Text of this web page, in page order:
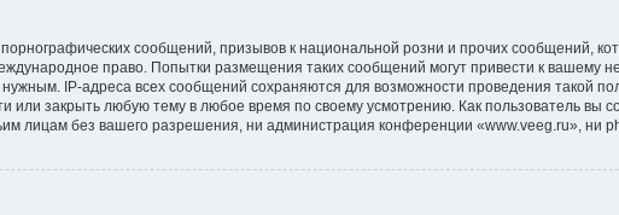
сообщений, призывов к национальной розни и прочих сообщений,
право. Попытки размещения таких сообщений могут привести к вашему
IP-адреса всех сообщений сохраняются для возможности проведения такой
закрыть любую тему в любое время по своему усмотрению. Как пользователь вы
лицам без вашего разрешения, ни администрация конференции «www.veeg.ru», ни